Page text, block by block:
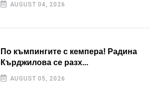
AUGUST 04, 2026
По къмпингите с кемпера! Радина
Кърджилова се разх...
AUGUST 05, 2026